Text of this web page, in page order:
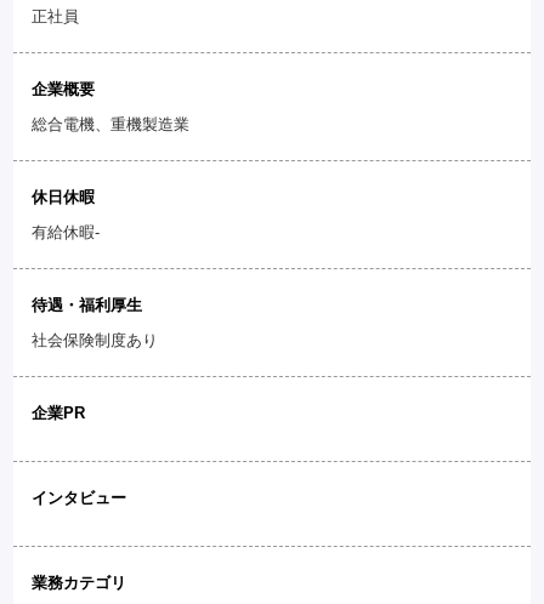
正社員
企業概要
総合電機、重機製造業
休日休暇
有給休暇-
待遇・福利厚生
社会保険制度あり
企業PR
インタビュー
業務カテゴリ